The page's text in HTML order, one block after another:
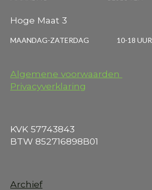
Hoge Maat 3
MAANDAG-ZATERDAG 10-18 UUR
Algemene voorwaarden
Privacyverklaring
KVK 57743843
BTW 852716898B01
Archief